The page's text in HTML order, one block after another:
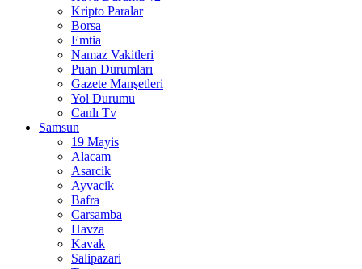
Kripto Paralar
Borsa
Emtia
Namaz Vakitleri
Puan Durumları
Gazete Manşetleri
Yol Durumu
Canlı Tv
Samsun
19 Mayis
Alacam
Asarcik
Ayvacik
Bafra
Carsamba
Havza
Kavak
Salipazari